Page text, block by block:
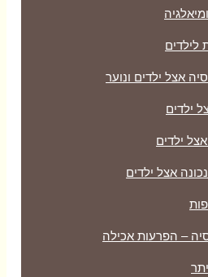
לילדים
אצל ילדים ונוער
ילדים
ילדים
אצל ילדים
– הפרעות אכילה